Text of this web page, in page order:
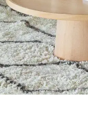
öne çıkar. Renk
seçimi önemlidir.
Stratejileri
estetiğin